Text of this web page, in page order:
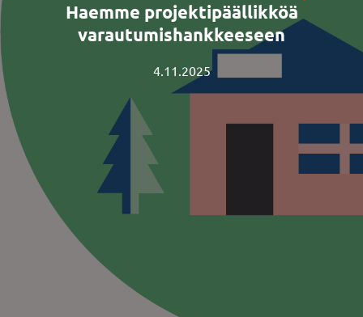
Haemme projektipäällikköä
varautumishankkeeseen
4.11.2025